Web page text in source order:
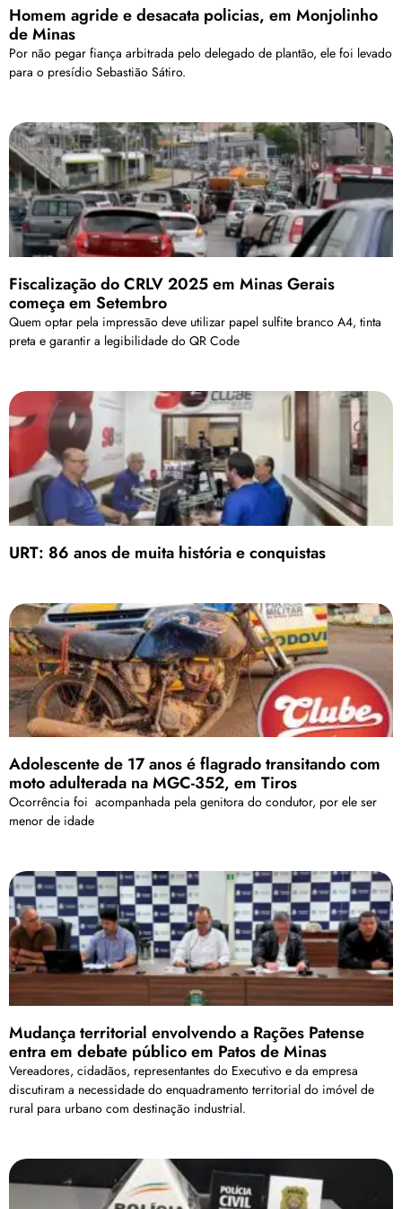
Homem agride e desacata policias, em Monjolinho
de Minas
Por não pegar fiança arbitrada pelo delegado de plantão, ele foi levado
para o presídio Sebastião Sátiro.
Fiscalização do CRLV 2025 em Minas Gerais
começa em Setembro
Quem optar pela impressão deve utilizar papel sulfite branco A4, tinta
preta e garantir a legibilidade do QR Code
URT: 86 anos de muita história e conquistas
Adolescente de 17 anos é flagrado transitando com
moto adulterada na MGC-352, em Tiros
Ocorrência foi acompanhada pela genitora do condutor, por ele ser
menor de idade
Mudança territorial envolvendo a Rações Patense
entra em debate público em Patos de Minas
Vereadores, cidadãos, representantes do Executivo e da empresa
discutiram a necessidade do enquadramento territorial do imóvel de
rural para urbano com destinação industrial.